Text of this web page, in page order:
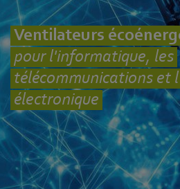
Ventilateurs
pour l'informatique, les
télécommunications et
électronique